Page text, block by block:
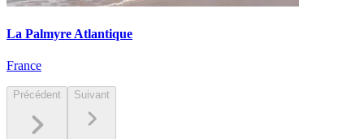
La Palmyre Atlantique
France
Précédent Suivant